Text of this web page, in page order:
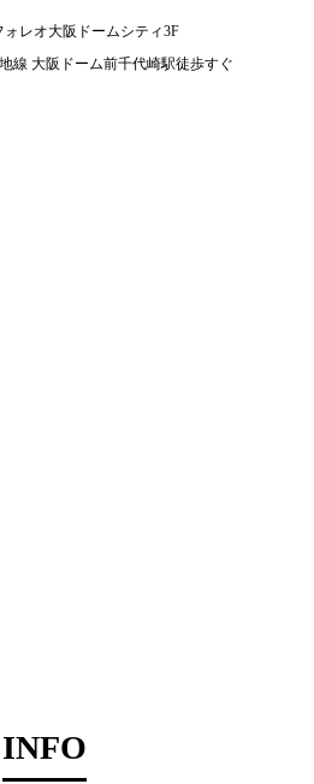
ォレオ大阪ドームシティ3F
線 大阪ドーム前千代崎駅徒歩すぐ
INFO